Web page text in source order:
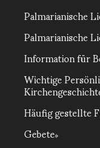
Palmarianische
Palmarianische
Information für
Wichtige
Häufig gestellte
Gebete